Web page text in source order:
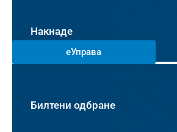
Накнаде
еУправа
Билтени одбране